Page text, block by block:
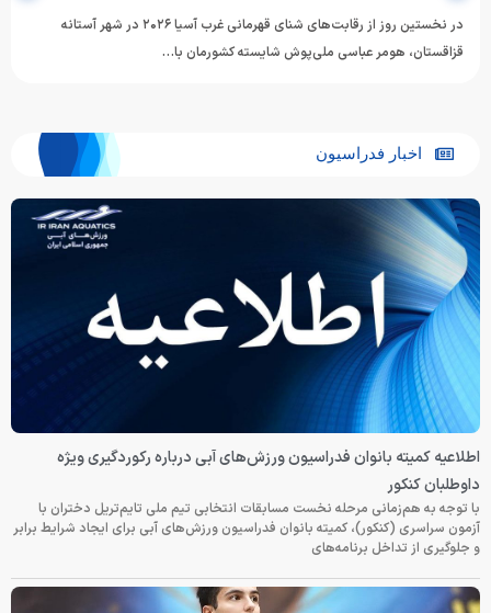
در نخستین روز از رقابت‌های شنای قهرمانی غرب آسیا ۲۰۲۶ در شهر آستانه
قزاقستان، هومر عباسی ملی‌پوش شایسته کشورمان با…
اخبار فدراسیون
اطلاعیه کمیته بانوان فدراسیون ورزش‌های آبی درباره رکوردگیری ویژه
داوطلبان کنکور
با توجه به هم‌زمانی مرحله نخست مسابقات انتخابی تیم ملی تایم‌تریل دختران با
آزمون سراسری (کنکور)، کمیته بانوان فدراسیون ورزش‌های آبی برای ایجاد شرایط برابر
و جلوگیری از تداخل برنامه‌های